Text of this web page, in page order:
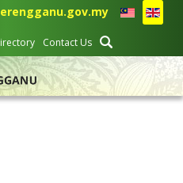
Contact Us